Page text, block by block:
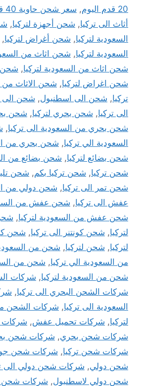
20 قدم اليوم
, سعر شحن حاوية 40 قدم اليوم
أثاث الى تركيا, شحن أجهزة لتركيا,
السعودية لتركيا, شحن أغراض لتركيا,
السعودية لتركيا, شحن اثاث من
شحن اثاث من السعودية لتركيا, شحن
شحن اغراض لتركيا, شحن الاثاث من
تركيا, شحن الى اسطنبول, شحن الى
الى تركيا, شحن بحري لتركيا, شحن
شحن بحري من السعودية الى تركيا,
السعودية الي تركيا, شحن بحري من
شحن بضائع لتركيا, شحن بضائع من
شحن تركيا, شحن تركيا بكم, شحن
شحن تمر الى تركيا, شحن دولي من
عفش الى تركيا, شحن عفش من
شحن عفش من السعودية لتركيا,
لتركيا, شحن كونتنر الى تركيا,
لتركيا, شحن لتركيا, شحن من
من السعودية الي تركيا, شحن من
شحن من السعودية لتركيا, شركات
شركات الشحن البحري الى تركيا,
السعودية الى تركيا, شركات الشحن
لتركيا, شركات تحميل عفش, شركات
شركات شحن بحري, شركات شحن
شركات شحن تركيا, شركات شحن
شحن دولي, شركات شحن دولي الى
شحن دولي لاسطنبول, شركات شحن